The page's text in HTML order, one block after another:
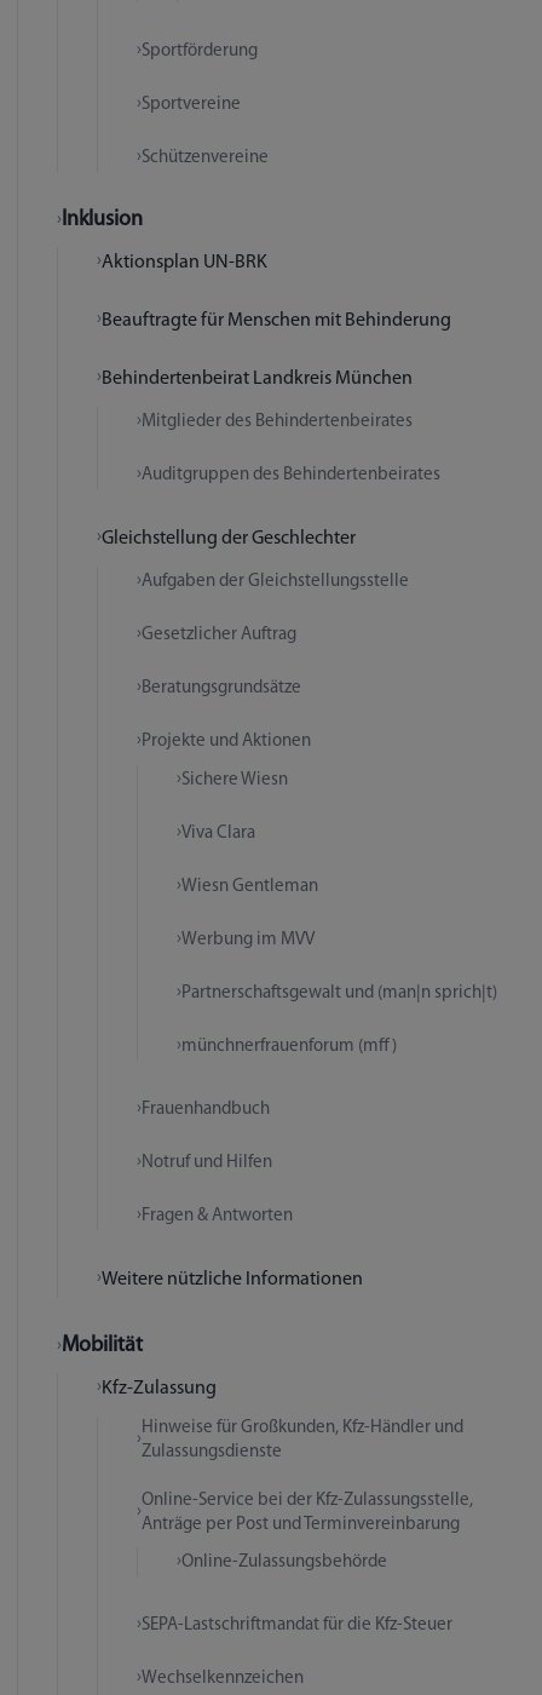
Sportförderung
Sportvereine
Schützenvereine
Inklusion
Aktionsplan UN-BRK
Beauftragte für Menschen mit Behinderung
Behindertenbeirat Landkreis München
Mitglieder des Behindertenbeirates
Auditgruppen des Behindertenbeirates
Gleichstellung der Geschlechter
Aufgaben der Gleichstellungsstelle
Gesetzlicher Auftrag
Beratungsgrundsätze
Projekte und Aktionen
Sichere Wiesn
Viva Clara
Wiesn Gentleman
Werbung im MVV
Partnerschaftsgewalt und (man|n sprich|t)
münchnerfrauenforum (mff)
Frauenhandbuch
Notruf und Hilfen
Fragen & Antworten
Weitere nützliche Informationen
Mobilität
Kfz-Zulassung
Hinweise für Großkunden, Kfz-Händler und
Zulassungsdienste
Online-Service bei der Kfz-Zulassungsstelle,
Anträge per Post und Terminvereinbarung
Online-Zulassungsbehörde
SEPA-Lastschriftmandat für die Kfz-Steuer
Wechselkennzeichen